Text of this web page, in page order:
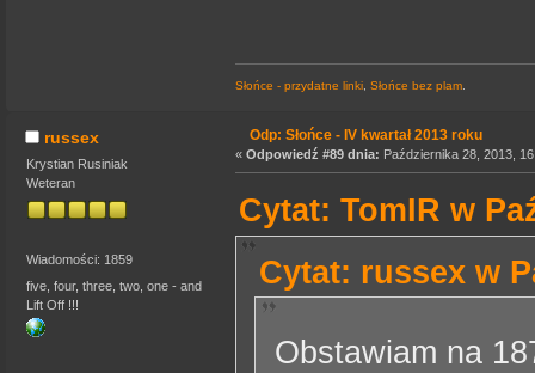
Słońce - przydatne linki Słońce bez plam
russex
Krystian Rusiniak
Weteran
Wiadomości: 1859
five, four, three, two, one - and
Lift Off !!!
Odp: Słońce - IV kwartał 2013 roku
« Odpowiedź #89 dnia: Października 28, 2013,
Cytat: TomIR w
Cytat: russex w
Obstawiam na